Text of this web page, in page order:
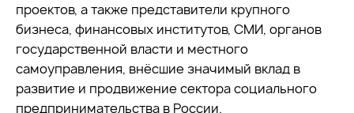
проектов, а также представители крупного
бизнеса, финансовых институтов, СМИ, органов
государственной власти и местного
самоуправления, внёсшие значимый вклад в
развитие и продвижение сектора социального
предпринимательства в России.